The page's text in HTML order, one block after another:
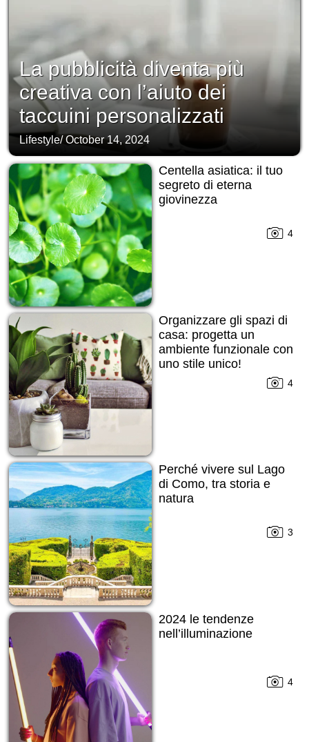
La pubblicità diventa più
creativa con l’aiuto dei
taccuini personalizzati
Lifestyle/October 14, 2024
Centella asiatica: il tuo
segreto di eterna
giovinezza
4
Organizzare gli spazi di
casa: progetta un
ambiente funzionale con
uno stile unico!
4
Perché vivere sul Lago
di Como, tra storia e
natura
3
2024 le tendenze
nell’illuminazione
4